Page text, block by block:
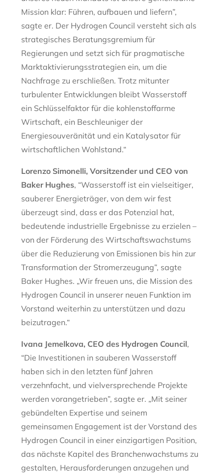
Mission klar: Führen, aufbauen und liefern”,
sagte er. Der Hydrogen Council versteht sich als
strategisches Beratungsgremium für
Regierungen und setzt sich für pragmatische
Marktaktivierungsstrategien ein, um die
Nachfrage zu erschließen. Trotz mitunter
turbulenter Entwicklungen bleibt Wasserstoff
ein Schlüsselfaktor für die kohlenstoffarme
Wirtschaft, ein Beschleuniger der
Energiesouveränität und ein Katalysator für
wirtschaftlichen Wohlstand.“
Lorenzo Simonelli, Vorsitzender und CEO von
Baker Hughes, “Wasserstoff ist ein vielseitiger,
sauberer Energieträger, von dem wir fest
überzeugt sind, dass er das Potenzial hat,
bedeutende industrielle Ergebnisse zu erzielen –
von der Förderung des Wirtschaftswachstums
über die Reduzierung von Emissionen bis hin zur
Transformation der Stromerzeugung”, sagte
Baker Hughes. „Wir freuen uns, die Mission des
Hydrogen Council in unserer neuen Funktion im
Vorstand weiterhin zu unterstützen und dazu
beizutragen.“
Ivana Jemelkova, CEO des Hydrogen Council,
“Die Investitionen in sauberen Wasserstoff
haben sich in den letzten fünf Jahren
verzehnfacht, und vielversprechende Projekte
werden vorangetrieben”, sagte er. „Mit seiner
gebündelten Expertise und seinem
gemeinsamen Engagement ist der Vorstand des
Hydrogen Council in einer einzigartigen Position,
das nächste Kapitel des Branchenwachstums zu
gestalten, Herausforderungen anzugehen und